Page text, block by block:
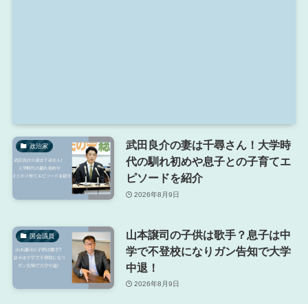
政治家
武田良介の妻は千尋さん！大学時
代の馴れ初めや息子との子育てエ
ピソードを紹介
2026年8月9日
国会議員
山本譲司の子供は歌手？息子は中
学で不登校になりガン告知で大学
中退！
2026年8月9日